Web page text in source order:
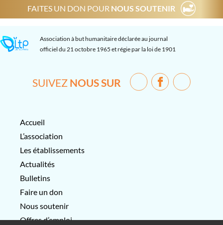
FAITES UN DON POUR NOUS SOUTENIR
Association à but humanitaire déclarée au journal
officiel du 21 octobre 1965 et régie par la loi de 1901
SUIVEZ NOUS SUR
Accueil
L’association
Les établissements
Actualités
Bulletins
Faire un don
Nous soutenir
Offres d’emploi